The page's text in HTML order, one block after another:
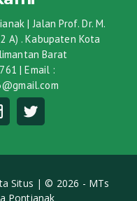
| Jalan Prof. Dr. M.
A) . Kabupaten Kota
Barat
| Email :
Situs |© 2026 - MTs
Pontianak